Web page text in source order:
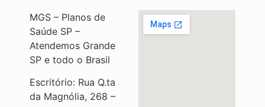
MGS – Planos de
Saúde SP –
Atendemos Grande
SP e todo o Brasil
Escritório: Rua Q.ta
da Magnólia, 268 –